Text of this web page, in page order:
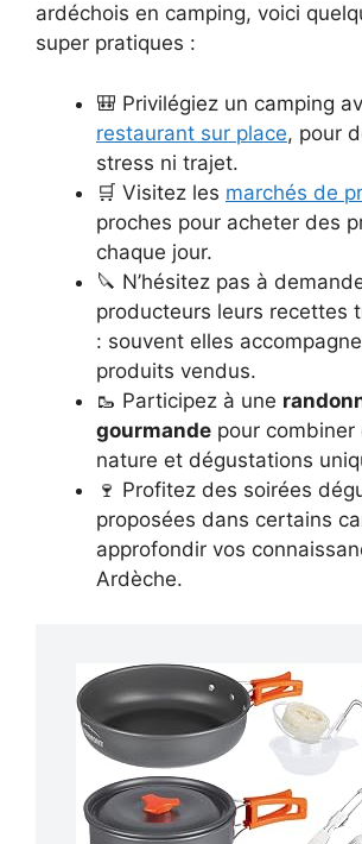
ardéchois en camping, voici
super pratiques :
🎒 Privilégiez un camping
restaurant sur place, pour
stress ni trajet.
🛒 Visitez les marchés de
proches pour acheter des
chaque jour.
🔪 N’hésitez pas à
producteurs leurs recettes
: souvent elles
produits vendus.
🥾 Participez à une
gourmande pour
nature et dégustations
🍷 Profitez des soirées
proposées dans certains
approfondir vos
Ardèche.